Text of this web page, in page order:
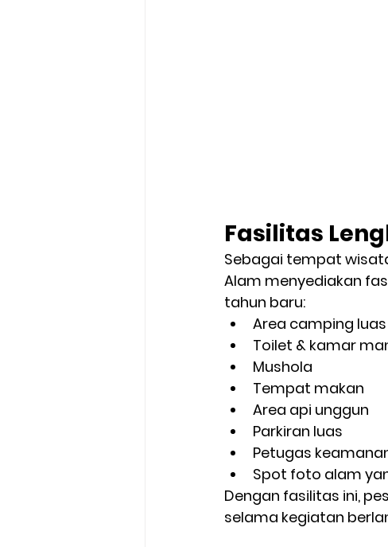
Fasilitas
Sebagai tempat
Alam menyediakan
tahun baru:
Area camping luas
Toilet & kamar
Mushola
Tempat makan
Area api unggun
Parkiran luas
Petugas
Spot foto alam
Dengan fasilitas ini,
selama kegiatan